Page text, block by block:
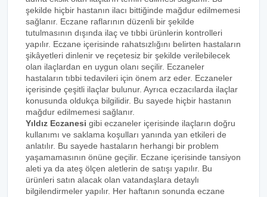
şekilde hiçbir hastanın ilacı bittiğinde mağdur edilmemesi
sağlanır. Eczane raflarının düzenli bir şekilde
tutulmasının dışında ilaç ve tıbbi ürünlerin kontrolleri
yapılır. Eczane içerisinde rahatsızlığını belirten hastaların
şikâyetleri dinlenir ve reçetesiz bir şekilde verilebilecek
olan ilaçlardan en uygun olanı seçilir. Eczaneler
hastaların tıbbi tedavileri için önem arz eder. Eczaneler
içerisinde çeşitli ilaçlar bulunur. Ayrıca eczacılarda ilaçlar
konusunda oldukça bilgilidir. Bu sayede hiçbir hastanın
mağdur edilmemesi sağlanır.
Yıldız Eczanesi gibi eczaneler içerisinde ilaçların doğru
kullanımı ve saklama koşulları yanında yan etkileri de
anlatılır. Bu sayede hastaların herhangi bir problem
yaşamamasının önüne geçilir. Eczane içerisinde tansiyon
aleti ya da ateş ölçen aletlerin de satışı yapılır. Bu
ürünleri satın alacak olan vatandaşlara detaylı
bilgilendirmeler yapılır. Her haftanın sonunda eczane